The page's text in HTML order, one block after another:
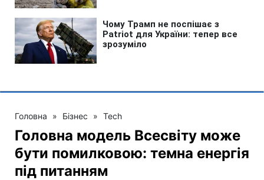
Головна » Бізнес » Tech
Головна модель Всесвіту може
бути помилковою: темна енергія
під питанням